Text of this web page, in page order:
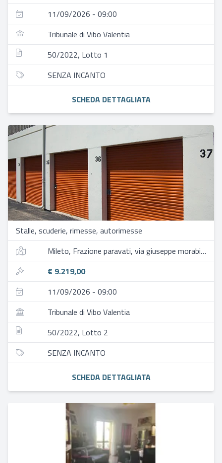
11/09/2026 - 09:00
Tribunale di Vibo Valentia
50/2022, Lotto 1
SENZA INCANTO
SCHEDA DETTAGLIATA
Stalle, scuderie, rimesse, autorimesse
Mileto, Frazione paravati, via giuseppe morabito, 50
€ 9.219,00
11/09/2026 - 09:00
Tribunale di Vibo Valentia
50/2022, Lotto 2
SENZA INCANTO
SCHEDA DETTAGLIATA